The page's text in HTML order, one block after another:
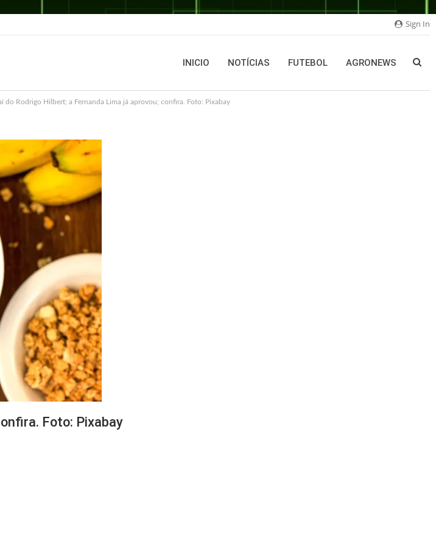
Sign In
INICIO NOTÍCIAS FUTEBOL AGRONEWS
do Rodrigo Hilbert; a Fernanda Lima já aprovou; confira. Foto: Pixabay
Foto: Pixabay